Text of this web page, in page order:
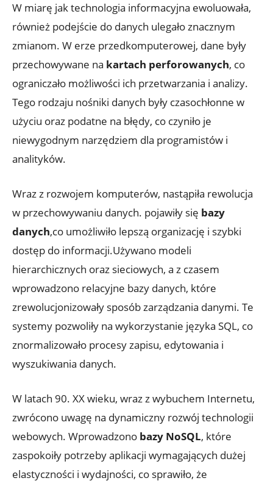
W‌ miarę jak technologia informacyjna ewoluowała,
‌również podejście do​ danych‌ ulegało znacznym
zmianom. ‌W erze przedkomputerowej, dane ​były
przechowywane na‍ kartach perforowanych, co
ograniczało możliwości ich przetwarzania i analizy.
Tego rodzaju nośniki danych były czasochłonne w
⁢użyciu⁤ oraz podatne ⁤na błędy, co czyniło je
niewygodnym⁢ narzędziem⁣ dla​ programistów i
analityków.
Wraz z ‍rozwojem komputerów, ⁣nastąpiła⁤ rewolucja
w przechowywaniu ⁤danych. pojawiły się bazy
danych,co umożliwiło lepszą ‍organizację i​ szybki
dostęp do​ informacji.Używano​ modeli
hierarchicznych oraz sieciowych,⁢ a z czasem
wprowadzono relacyjne⁣ bazy ​danych, które
zrewolucjonizowały sposób zarządzania danymi.‍ Te
⁤systemy pozwoliły⁢ na wykorzystanie ⁣języka SQL, co
znormalizowało procesy⁣ zapisu, edytowania i
wyszukiwania danych.
W latach 90. XX wieku, wraz z wybuchem Internetu,
zwrócono⁤ uwagę na dynamiczny⁤ rozwój technologii
webowych. Wprowadzono bazy NoSQL, które⁤
zaspokoiły potrzeby ⁢aplikacji wymagających ⁢dużej
elastyczności⁤ i wydajności, ‍co sprawiło, że